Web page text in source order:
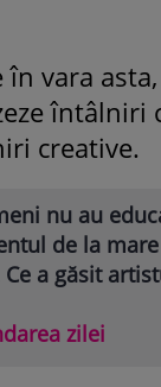
vara
întâlniri
creative.
nu au
de la
Ce a găsit
zilei